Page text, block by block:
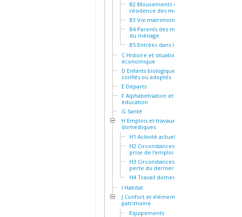
B2 Mouvements et
résidence des membres
B3 Vie matrimoniale
B4 Parents des membres
du ménage
B5 Entrées dans le ménage
C Histoire et situation socio-
économique
D Enfants biologiques,
confiés ou adoptés
E Départs
F Alphabetisation et
éducation
G Santé
H Emplois et travaux
domestiques
H1 Activité actuelle
H2 Circonstances de la
prise de l'emploi actuel
H3 Circonstances de la
perte du dernier emploi
H4 Travail domestique
I Habitat
J Confort et éléments de
patrimoine
Equipements